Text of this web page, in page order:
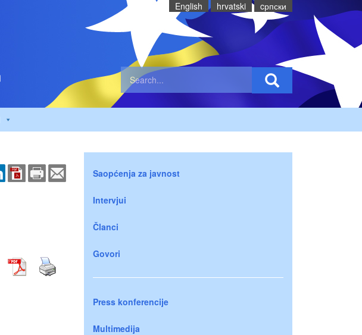
English hrvatski cрпски
Saopćenja za javnost
Intervjui
Članci
Govori
Press konferencije
Multimedija